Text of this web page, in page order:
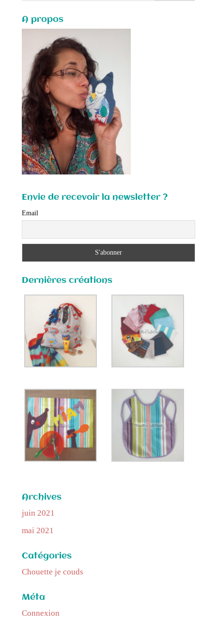
A propos
Envie de recevoir la newsletter ?
Email
Dernières créations
Archives
juin 2021
mai 2021
Catégories
Chouette je couds
Méta
Connexion